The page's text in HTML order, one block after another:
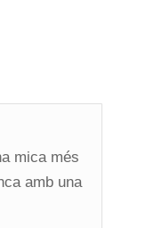
mica més
amb una